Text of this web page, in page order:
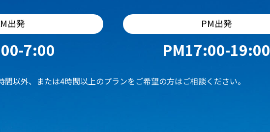
出発
7:00
PM出発
PM17:00-19:00
間以外、または4時間以上のプランをご希望の方はご相談ください。